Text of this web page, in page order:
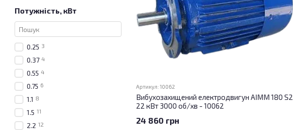
Артикул: 10062
Вибухозахищений електродвигун АІММ 180 S2
22 кВт 3000 об/хв - 10062
24 860 грн
Потужність, кВт
0.25 3
0.37 4
0.55 4
0.75 6
1.1 8
1.5 11
2.2 12